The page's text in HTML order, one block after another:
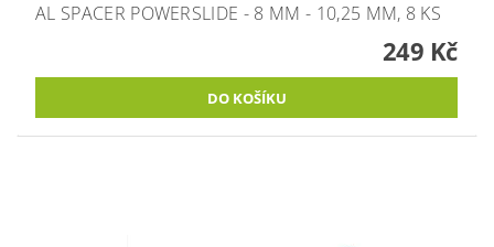
AL SPACER POWERSLIDE - 8 MM - 10,25 MM, 8 KS
249 Kč